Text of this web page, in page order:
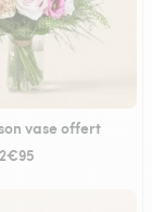
vase offert